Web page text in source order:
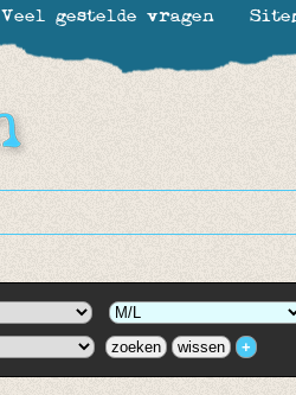
Veel gestelde vragen